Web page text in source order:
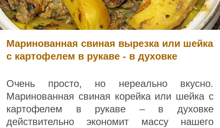
Маринованная свиная вырезка или шейка
с картофелем в рукаве - в духовке
Очень просто, но нереально вкусно.
Маринованная свиная корейка или шейка с
картофелем в рукаве – в духовке
действительно экономит массу нашего